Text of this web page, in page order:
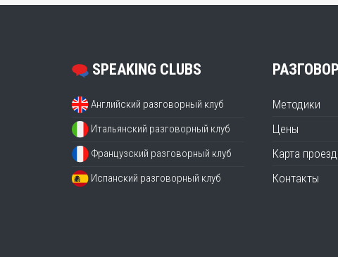
SPEAKING CLUBS
Английский разговорный клуб
Итальянский разговорный клуб
Французский разговорный клуб
Испанский разговорный клуб
Методики
Цены
Карта
Контакты